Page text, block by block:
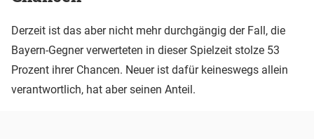
Derzeit ist das aber nicht mehr durchgängig der Fall, die
Bayern-Gegner verwerteten in dieser Spielzeit stolze 53
Prozent ihrer Chancen. Neuer ist dafür keineswegs allein
verantwortlich, hat aber seinen Anteil.